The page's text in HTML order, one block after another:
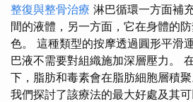
整復與整骨治療 淋巴循環一方面補
間的液體，另一方面，它在身體的
色。 這種類型的按摩透過圓形平滑
巴液不需要對組織施加深層壓力。
下，脂肪和毒素會在脂肪細胞層積
我們探討了該療法的最大好處及其可